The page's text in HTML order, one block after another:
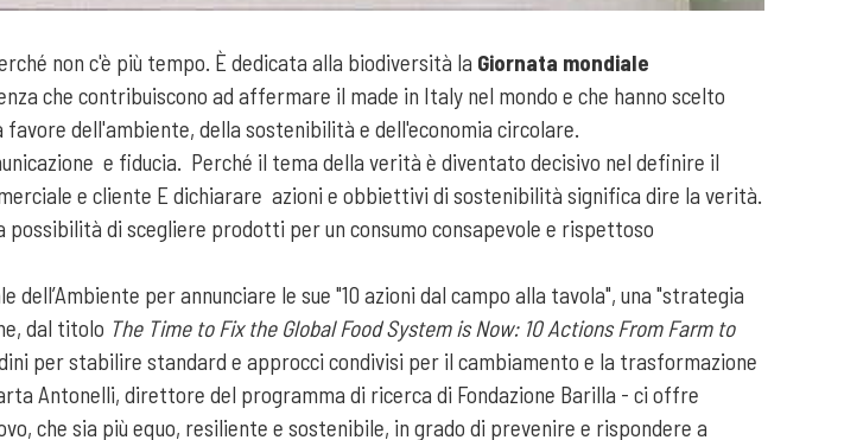
non c'è più tempo. È dedicata alla biodiversità la Giornata mondiale
che contribuiscono ad affermare il made in Italy nel mondo e che hanno scelto
dell'ambiente, della sostenibilità e dell'economia circolare.
e fiducia. Perché il tema della verità è diventato decisivo nel definire il
e cliente E dichiarare azioni e obbiettivi di sostenibilità significa dire la verità.
di scegliere prodotti per un consumo consapevole e rispettoso
dell’Ambiente per annunciare le sue "10 azioni dal campo alla tavola", una "strategia
dal titolo The Time to Fix the Global Food System is Now: 10 Actions From Farm to
per stabilire standard e approcci condivisi per il cambiamento e la trasformazione
Antonelli, direttore del programma di ricerca di Fondazione Barilla - ci offre
che sia più equo, resiliente e sostenibile, in grado di prevenire e rispondere a